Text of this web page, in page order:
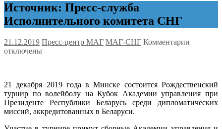
Источник: Пресс-служба
Исполнительного комитета СНГ
21.12.2019 Пресс-центр МАГ МАГ-СНГ Комментарии
Минске
состоится
отключены
21 декабря 2019 года в Минске состоится Рождественский
турнир по волейболу на Кубок Академии управления при
Президенте Республики Беларусь среди дипломатических
миссий, аккредитованных в Беларуси.